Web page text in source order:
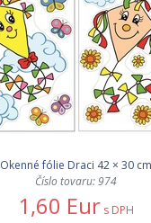
Okenné fólie Draci 42 × 30 cm
Číslo tovaru: 974
1,60 Eur s DPH